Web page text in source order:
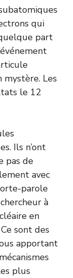
qui
part
Les
le 12
Ils n’ont
pas de
avec
parole
à
en
Ce sont des
apportant
plus